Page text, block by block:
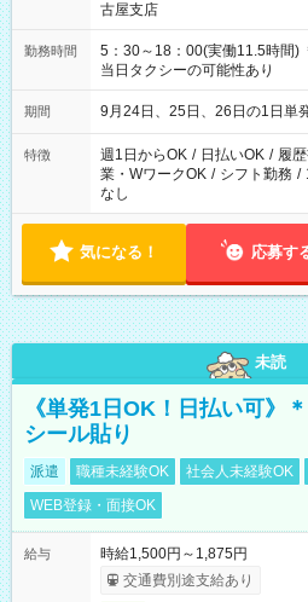
古屋支店
勤務時間
5：30～18：00(実働11.5時間)
当日タクシーの可能性あり
期間 9月24日、25日、26日の1日
特徴 週1日からOK / 日払いOK / 履
業・WワークOK / シフト勤務 /
なし
気になる！ 応募す
未読
《単発1日OK！日払い可》
シール貼り
派遣 職種未経験OK 社会人未経験OK
WEB登録・面接OK
給与
時給1,500円～1,875円
交通費別途支給あり